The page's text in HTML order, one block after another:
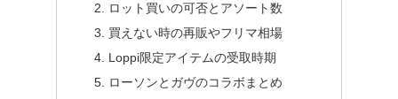
ロット買いの可否とアソート数
買えない時の再販やフリマ相場
Loppi限定アイテムの受取時期
ローソンとガヴのコラボまとめ